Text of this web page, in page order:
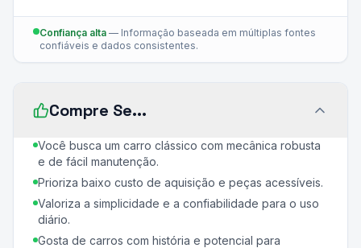
Confiança alta — Informação baseada em múltiplas fontes
confiáveis e dados consistentes.
Compre Se...
Você busca um carro clássico com mecânica robusta
e de fácil manutenção.
Prioriza baixo custo de aquisição e peças acessíveis.
Valoriza a simplicidade e a confiabilidade para o uso
diário.
Gosta de carros com história e potencial para